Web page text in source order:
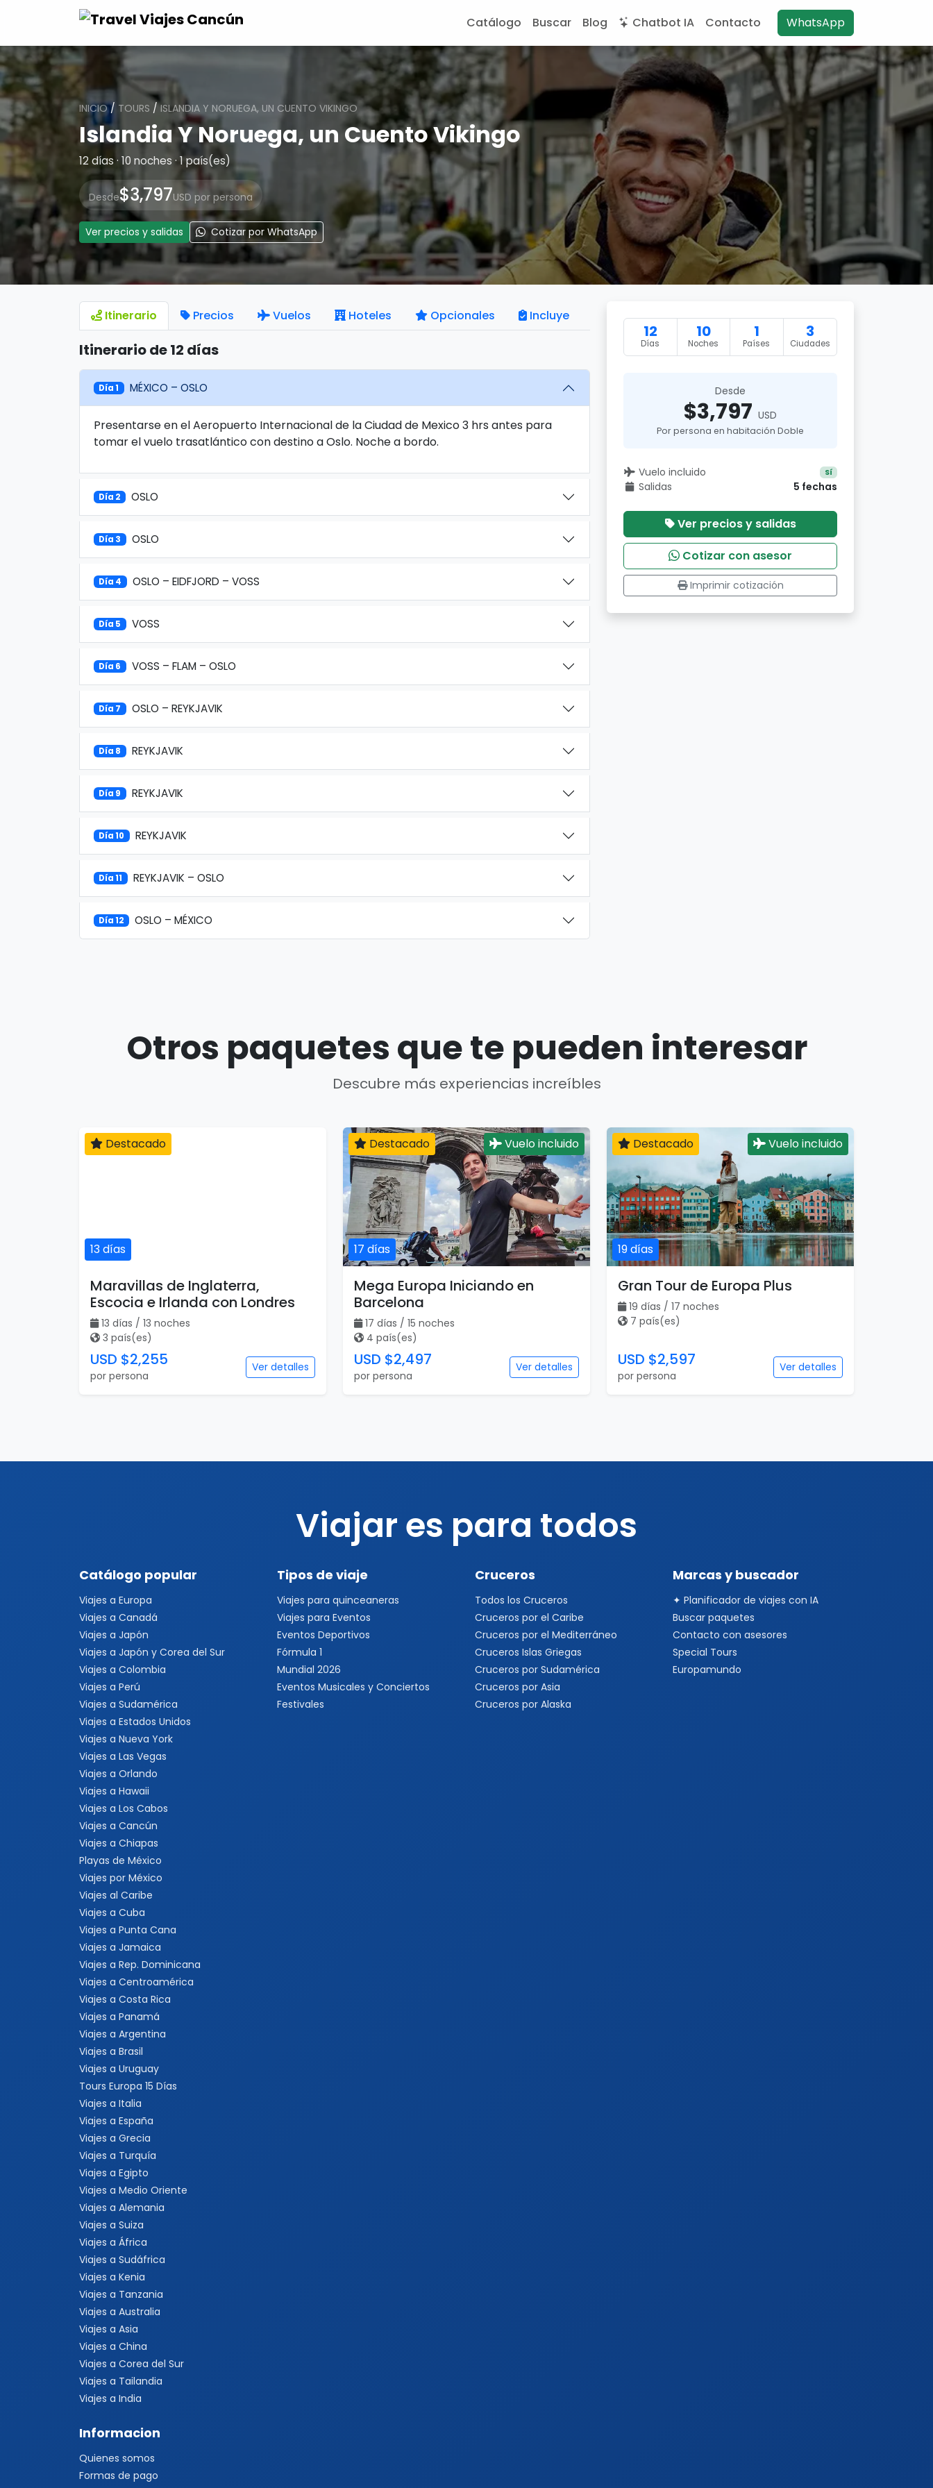
Catálogo Buscar Blog Chatbot IA Contacto WhatsApp
INICIO/ TOURS /ISLANDIA Y NORUEGA, UN CUENTO VIKINGO
Islandia Y Noruega, un Cuento Vikingo
12 días · 10 noches · 1 país(es)
Desde$3,797USD por persona
Ver precios y salidas Cotizar por WhatsApp
Itinerario Precios Vuelos Hoteles Opcionales Incluye
Itinerario de 12 días
Día 1 MÉXICO – OSLO
Presentarse en el Aeropuerto Internacional de la Ciudad de Mexico 3 hrs antes para
tomar el vuelo trasatlántico con destino a Oslo. Noche a bordo.
Día 2 OSLO
Día 3 OSLO
Día 4 OSLO – EIDFJORD – VOSS
Día 5 VOSS
Día 6 VOSS – FLAM – OSLO
Día 7 OSLO – REYKJAVIK
Día 8 REYKJAVIK
Día 9 REYKJAVIK
Día 10 REYKJAVIK
Día 11 REYKJAVIK – OSLO
Día 12 OSLO – MÉXICO
12
Días
10
Noches
1
Países
3
Ciudades
Desde
$3,797 USD
Por persona en habitación Doble
Vuelo incluido Sí
Salidas 5 fechas
Ver precios y salidas
Cotizar con asesor
Imprimir cotización
Otros paquetes que te pueden interesar
Descubre más experiencias increíbles
13 días
Destacado
Maravillas de Inglaterra,
Escocia e Irlanda con Londres
13 días / 13 noches
3 país(es)
USD $2,255
por persona
Ver detalles
17 días
Destacado Vuelo incluido
Mega Europa Iniciando en
Barcelona
17 días / 15 noches
4 país(es)
USD $2,497
por persona
Ver detalles
19 días
Destacado Vuelo incluido
Gran Tour de Europa Plus
19 días / 17 noches
7 país(es)
USD $2,597
por persona
Ver detalles
Viajar es para todos
Catálogo popular
Viajes a Europa
Viajes a Canadá
Viajes a Japón
Viajes a Japón y Corea del Sur
Viajes a Colombia
Viajes a Perú
Viajes a Sudamérica
Viajes a Estados Unidos
Viajes a Nueva York
Viajes a Las Vegas
Viajes a Orlando
Viajes a Hawaii
Viajes a Los Cabos
Viajes a Cancún
Viajes a Chiapas
Playas de México
Viajes por México
Viajes al Caribe
Viajes a Cuba
Viajes a Punta Cana
Viajes a Jamaica
Viajes a Rep. Dominicana
Viajes a Centroamérica
Viajes a Costa Rica
Viajes a Panamá
Viajes a Argentina
Viajes a Brasil
Viajes a Uruguay
Tours Europa 15 Días
Viajes a Italia
Viajes a España
Viajes a Grecia
Viajes a Turquía
Viajes a Egipto
Viajes a Medio Oriente
Viajes a Alemania
Viajes a Suiza
Viajes a África
Viajes a Sudáfrica
Viajes a Kenia
Viajes a Tanzania
Viajes a Australia
Viajes a Asia
Viajes a China
Viajes a Corea del Sur
Viajes a Tailandia
Viajes a India
Tipos de viaje
Viajes para quinceaneras
Viajes para Eventos
Eventos Deportivos
Fórmula 1
Mundial 2026
Eventos Musicales y Conciertos
Festivales
Cruceros
Todos los Cruceros
Cruceros por el Caribe
Cruceros por el Mediterráneo
Cruceros Islas Griegas
Cruceros por Sudamérica
Cruceros por Asia
Cruceros por Alaska
Marcas y buscador
✦ Planificador de viajes con IA
Buscar paquetes
Contacto con asesores
Special Tours
Europamundo
Informacion
Quienes somos
Formas de pago